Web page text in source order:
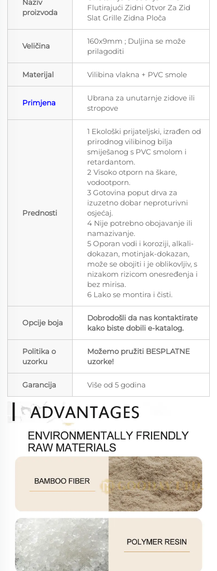
Naziv
proizvoda
Flutirajući Zidni Otvor Za Zid
Slat Grille Zidna Ploča
Veličina
160x9mm ; Duljina se može
prilagoditi
Materijal Vilibina vlakna + PVC smole
Primjena
Ubrana za unutarnje zidove ili
stropove
Prednosti
1 Ekološki prijateljski, izrađen od
prirodnog vilibinog bilja
smiješanog s PVC smolom i
retardantom.
2 Visoko otporn na škare,
vodootporn.
3 Gotovina poput drva za
izuzetno dobar neproturivni
osjećaj.
4 Nije potrebno obojavanje ili
namazivanje.
5 Oporan vodi i koroziji, alkali-
dokazan, motinjak-dokazan,
može se obojiti i je oblikovljiv, s
nizakom rizicom onesređenja i
bez mirisa.
6 Lako se montira i čisti.
Opcije boja
Dobrodošli da nas kontaktirate
kako biste dobili e-katalog.
Politika o
uzorku
Možemo pružiti BESPLATNE
uzorke!
Garancija Više od 5 godina